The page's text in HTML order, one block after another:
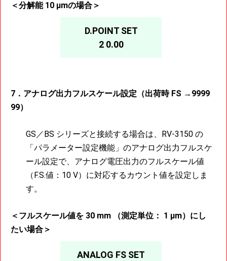
＜分解能 10 μmの場合＞
D.POINT SET
2 0.00
7．アナログ出力フルスケール設定（出荷時 FS →9999
99）
GS／BS シリーズと接続する場合は、RV-3150 の
「パラメーター設定機能」のアナログ出力フルスケ
ール設定で、アナログ電圧出力のフルスケール値
（F.S.値：10 V）に対応するカウント値を設定しま
す。
＜フルスケール値を 30 mm （測定単位： 1 μm）にし
たい場合＞
ANALOG FS SET